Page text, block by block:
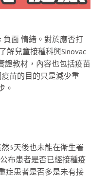
面 情緒。對於應否打
解兒童接種科興Sinovac
證教材，內容也包括疫苗
苗的目的只是減少重
。
3天後也未能在衛生署
布患者是否已經接種疫
症患者是否多是未有接